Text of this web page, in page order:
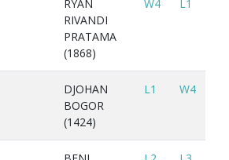
RYAN
RIVANDI
PRATAMA
(1868)
W4 L1
DJOHAN
BOGOR
(1424)
L1 W4